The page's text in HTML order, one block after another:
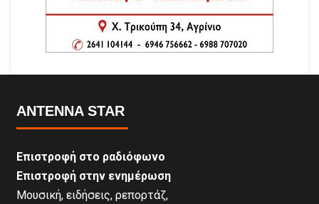
ANTENNA STAR
Επιστροφή στο ραδιόφωνο
Επιστροφή στην ενημέρωση
Μουσική, ειδήσεις, ρεπορτάζ,